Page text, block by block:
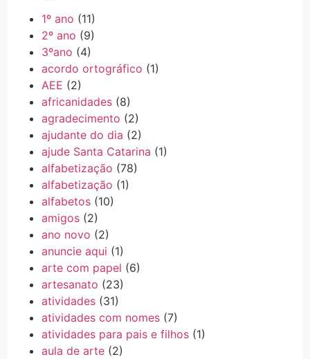
1º ano (11)
2º ano (9)
3ºano (4)
acordo ortográfico (1)
AEE (2)
africanidades (8)
agradecimento (2)
ajudante do dia (2)
ajude Santa Catarina (1)
alfabetização (78)
alfabetização (1)
alfabetos (10)
amigos (2)
ano novo (2)
anuncie aqui (1)
arte com papel (6)
artesanato (23)
atividades (31)
atividades com nomes (7)
atividades para pais e filhos (1)
aula de arte (2)